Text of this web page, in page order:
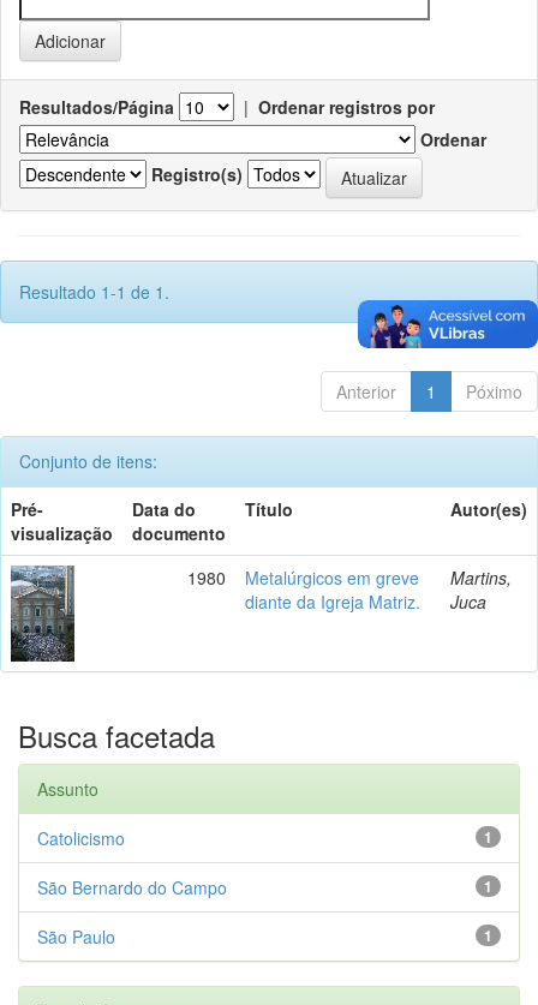
Resultados/Página | Ordenar registros por
Ordenar
Registro(s)
Resultado 1-1 de 1.
Anterior 1 Póximo
Conjunto de itens:
Pré-
visualização
Data do
documento
Título Autor(es)
1980
Metalúrgicos em greve
diante da Igreja Matriz.
Martins,
Juca
Busca facetada
Assunto
1
Catolicismo
1
São Bernardo do Campo
1
São Paulo